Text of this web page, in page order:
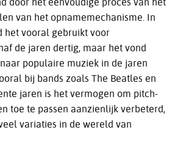
van het opnamemechanisme. In
het vooral gebruikt voor
de jaren dertig, maar het vond
populaire muziek in de jaren
bij bands zoals The Beatles en
jaren is het vermogen om pitch-
toe te passen aanzienlijk verbeterd,
variaties in de wereld van